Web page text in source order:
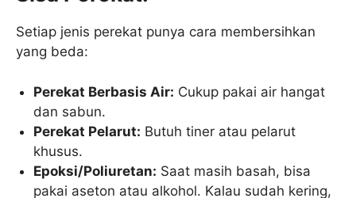
Setiap jenis perekat punya cara membersihkan
yang beda:
Perekat Berbasis Air: Cukup pakai air hangat
dan sabun.
Perekat Pelarut: Butuh tiner atau pelarut
khusus.
Epoksi/Poliuretan: Saat masih basah, bisa
pakai aseton atau alkohol. Kalau sudah kering,